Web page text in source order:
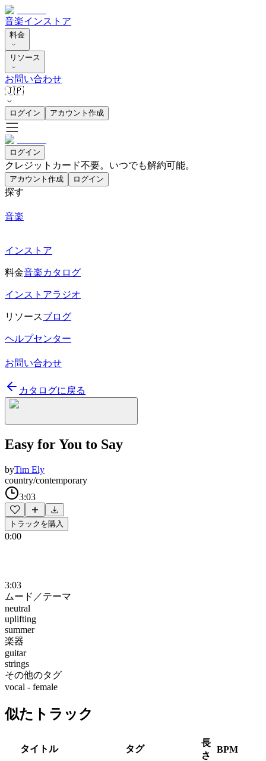
音楽インストア
料金
リソース
お問い合わせ
🇯🇵
ログイン アカウント作成
ログイン
クレジットカード不要。いつでも解約可能。
アカウント作成 ログイン
探す
音楽
インストア
料金音楽カタログ
インストアラジオ
リソースブログ
ヘルプセンター
お問い合わせ
カタログに戻る
Easy for You to Say
byTim Ely
country/contemporary
3:03
トラックを購入
0:00
3:03
ムード／テーマ
neutral
uplifting
summer
楽器
guitar
strings
その他のタグ
vocal - female
似たトラック
タイトル タグ
長
さ
BPM